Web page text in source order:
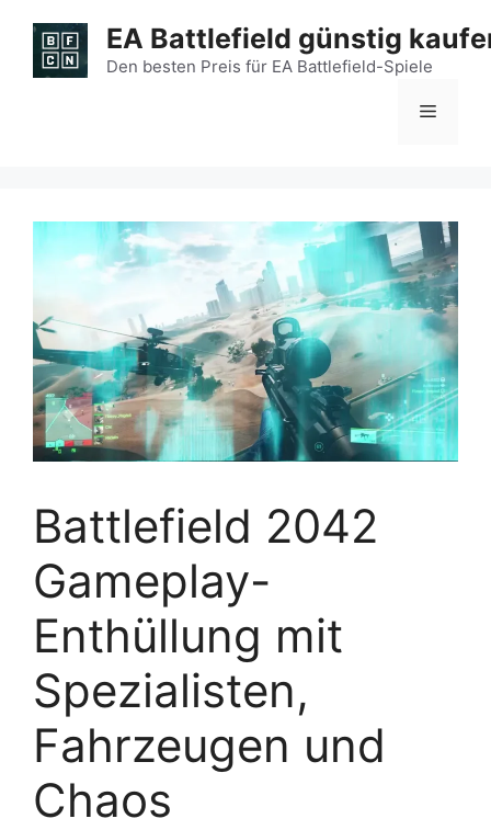
Inhalt
springen
EA Battlefield günstig
Den besten Preis für EA Battlefield-Spiele
Menü
Battlefield 2042
Gameplay-
Enthüllung mit
Spezialisten,
Fahrzeugen und
Chaos